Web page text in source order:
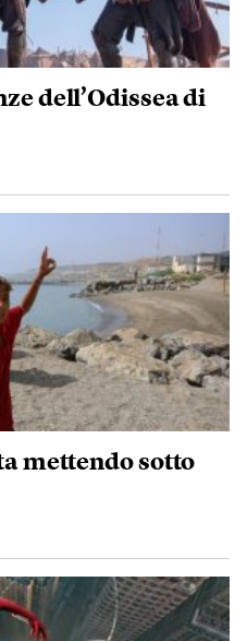
dell’Odissea di
mettendo sotto